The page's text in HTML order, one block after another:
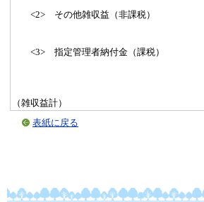
<2> その他雑収益（非課税）
<3> 指定管理者納付金（課税）
（雑収益計）
表紙に戻る